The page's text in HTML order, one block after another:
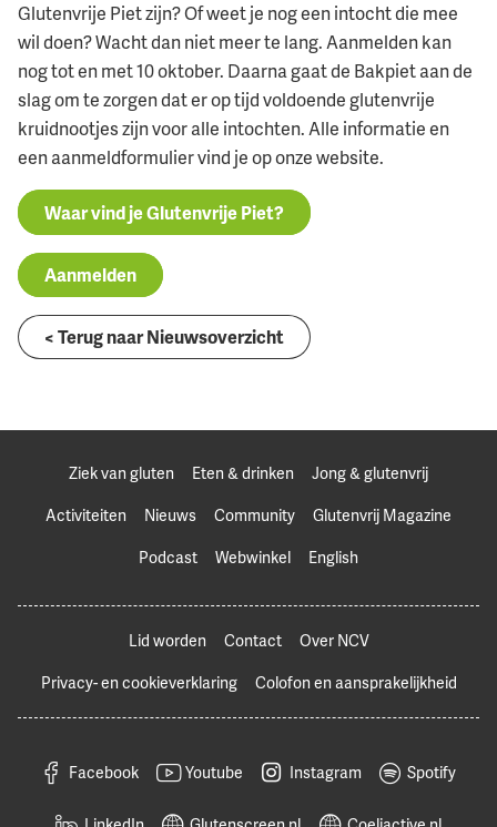
Glutenvrije Piet zijn? Of weet je nog een intocht die mee
wil doen? Wacht dan niet meer te lang. Aanmelden kan
nog tot en met 10 oktober. Daarna gaat de Bakpiet aan de
slag om te zorgen dat er op tijd voldoende glutenvrije
kruidnootjes zijn voor alle intochten. Alle informatie en
een aanmeldformulier vind je op onze website.
Waar vind je Glutenvrije Piet?
Aanmelden
< Terug naar Nieuwsoverzicht
Ziek van gluten Eten & drinken
Jong & glutenvrij
Activiteiten
Nieuws Community
Glutenvrij Magazine
Podcast
Webwinkel English
Lid worden Contact
Over NCV
Privacy- en cookieverklaring
Colofon en aansprakelijkheid
Facebook Youtube Instagram Spotify